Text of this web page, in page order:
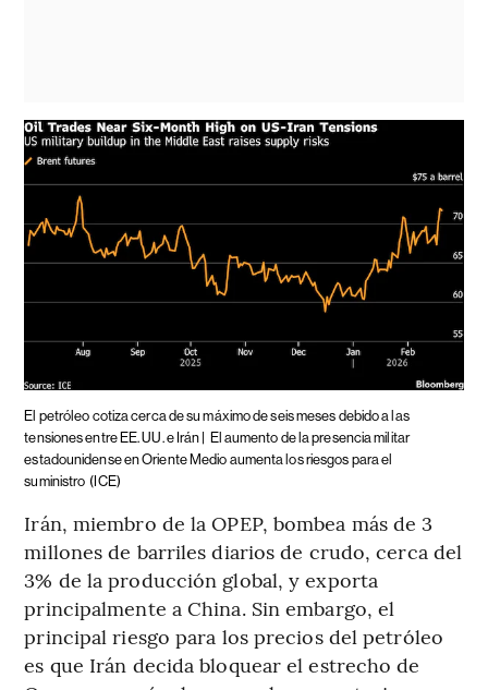
El petróleo cotiza cerca de su máximo de seis meses debido a las
tensiones entre EE. UU. e Irán | El aumento de la presencia militar
estadounidense en Oriente Medio aumenta los riesgos para el
suministro (ICE)
Irán, miembro de la OPEP, bombea más de 3
millones de barriles diarios de crudo, cerca del
3% de la producción global, y exporta
principalmente a China. Sin embargo, el
principal riesgo para los precios del petróleo
es que Irán decida bloquear el estrecho de